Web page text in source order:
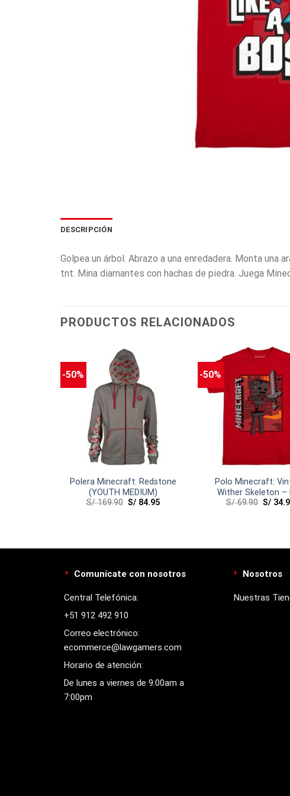
DESCRIPCIÓN
Golpea un árbol. Abrazo a una enredadera. Monta una
tnt. Mina diamantes con hachas de piedra. Juega
PRODUCTOS RELACIONADOS
-50%
Polera Minecraft: Redstone
(YOUTH MEDIUM)
S/169.90 S/ 84.95
-50%
Polo Minecraft:
Wither Skeleton –
(Young
S/69.90 S/
Comunícate con nosotros
Central Telefónica:
+51 912 492 910
Correo electrónico:
ecommerce@lawgamers.com
Horario de atención:
De lunes a viernes de 9:00am a
7:00pm
Nosotros
Nuestras